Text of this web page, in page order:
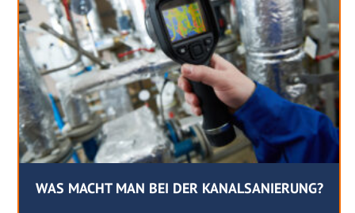
WAS MACHT MAN BEI DER KANALSANIERUNG?